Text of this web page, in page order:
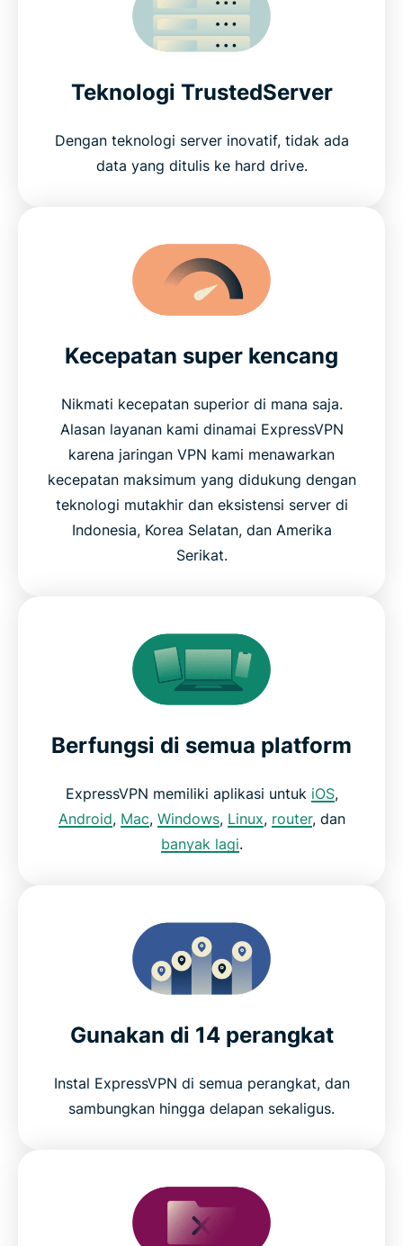
Teknologi TrustedServer
Dengan teknologi server inovatif, tidak ada
data yang ditulis ke hard drive.
Kecepatan super kencang
Nikmati kecepatan superior di mana saja.
Alasan layanan kami dinamai ExpressVPN
karena jaringan VPN kami menawarkan
kecepatan maksimum yang didukung dengan
teknologi mutakhir dan eksistensi server di
Indonesia, Korea Selatan, dan Amerika
Serikat.
Berfungsi di semua platform
ExpressVPN memiliki aplikasi untuk iOS,
Android, Mac, Windows, Linux, router, dan
banyak lagi.
Gunakan di 14 perangkat
Instal ExpressVPN di semua perangkat, dan
sambungkan hingga delapan sekaligus.